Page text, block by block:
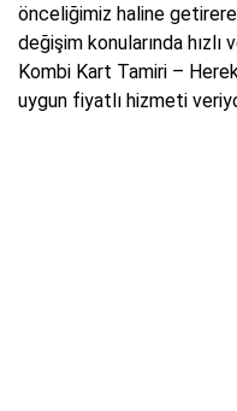
önceliğimiz haline
değişim konularında
Kombi Kart Tamiri –
uygun fiyatlı hizmeti